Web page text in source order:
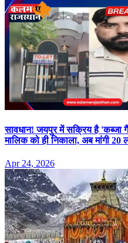
सावधान! जयपुर में सक्रिय है 'कब्जा
मालिक को ही निकाला, अब मांगी 20
Apr 24, 2026